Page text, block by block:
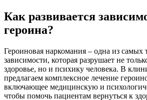
Как развивается
героина?
Героиновая наркомания – одна из
зависимости, которая разрушает не
здоровье, но и психику человека. В
предлагаем комплексное лечение
включающее медицинскую и
чтобы помочь пациентам вернуться к